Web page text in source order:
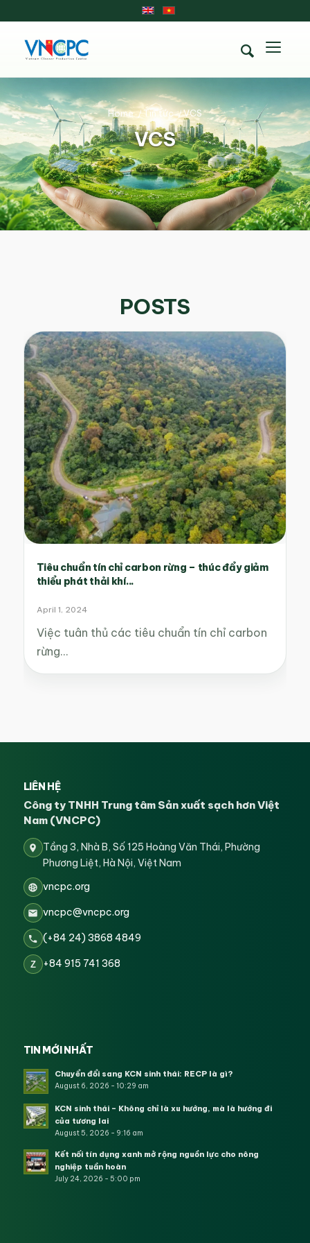
VCS
Home /Tin tức /VCS
POSTS
Tiêu chuẩn tín chỉ carbon rừng – thúc đẩy giảm
thiểu phát thải khí...
April 1, 2024
Việc tuân thủ các tiêu chuẩn tín chỉ carbon
rừng…
LIÊN HỆ
Công ty TNHH Trung tâm Sản xuất sạch hơn Việt
Nam (VNCPC)
Tầng 3, Nhà B, Số 125 Hoàng Văn Thái, Phường
Phương Liệt, Hà Nội, Việt Nam
vncpc.org
vncpc@vncpc.org
(+84 24) 3868 4849
Z +84 915 741 368
TIN MỚI NHẤT
Chuyển đổi sang KCN sinh thái: RECP là gì?
August 6, 2026 - 10:29 am
KCN sinh thái – Không chỉ là xu hướng, mà là hướng đi
của tương lai
August 5, 2026 - 9:16 am
Kết nối tín dụng xanh mở rộng nguồn lực cho nông
nghiệp tuần hoàn
July 24, 2026 - 5:00 pm